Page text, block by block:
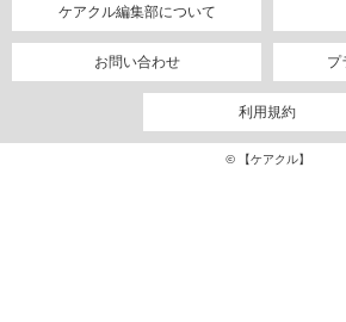
ケアクル編集部について
お問い合わせ プ
利用規約
© 【ケアクル】